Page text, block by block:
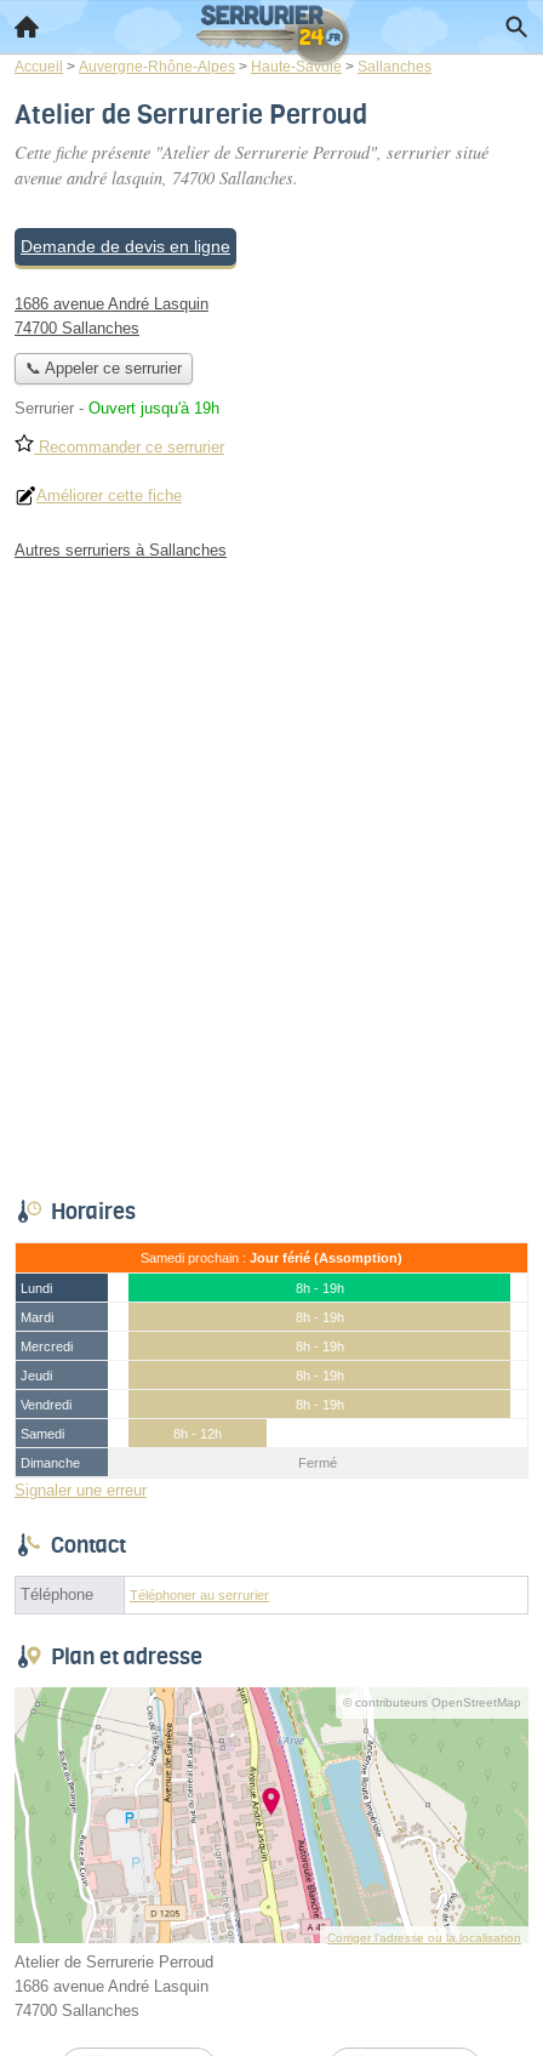
Accueil > Auvergne-Rhône-Alpes > Haute-Savoie > Sallanches
Atelier de Serrurerie Perroud
Cette fiche présente "Atelier de Serrurerie Perroud", serrurier situé
avenue andré lasquin, 74700 Sallanches.
Demande de devis en ligne
1686 avenue André Lasquin
74700 Sallanches
📞 Appeler ce serrurier
Serrurier - Ouvert jusqu'à 19h
Recommander ce serrurier
Améliorer cette fiche
Autres serruriers à Sallanches
Horaires
Samedi prochain : Jour férié (Assomption)
Lundi
8h - 19h
Mardi
8h - 19h
Mercredi
8h - 19h
Jeudi
8h - 19h
Vendredi
8h - 19h
Samedi
8h - 12h
Dimanche
Fermé
Signaler une erreur
Contact
Téléphone Téléphoner au serrurier
Plan et adresse
© contributeurs OpenStreetMap
Corriger l’adresse ou la localisation
Atelier de Serrurerie Perroud
1686 avenue André Lasquin
74700 Sallanches